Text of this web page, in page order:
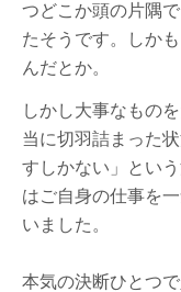
つどこか頭の片隅
たそうです。しか
んだとか。
しかし大事なもの
当に切羽詰まった
すしかない」とい
はご自身の仕事を
いました。
本気の決断ひとつ